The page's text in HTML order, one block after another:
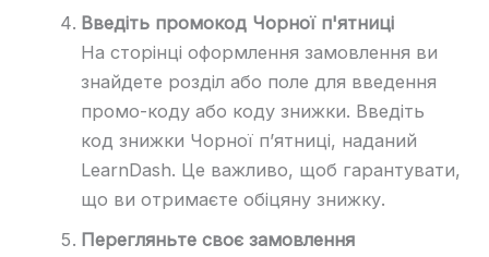
Введіть промокод Чорної п'ятниці
На сторінці оформлення замовлення ви
знайдете розділ або поле для введення
промо-коду або коду знижки. Введіть
код знижки Чорної п’ятниці, наданий
LearnDash. Це важливо, щоб гарантувати,
що ви отримаєте обіцяну знижку.
Перегляньте своє замовлення